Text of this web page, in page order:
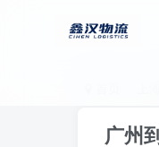
广州